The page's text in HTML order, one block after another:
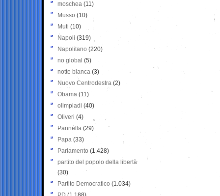
moschea (11)
Musso (10)
Muti (10)
Napoli (319)
Napolitano (220)
no global (5)
notte bianca (3)
Nuovo Centrodestra (2)
Obama (11)
olimpiadi (40)
Oliveri (4)
Pannella (29)
Papa (33)
Parlamento (1.428)
partito del popolo della libertà
(30)
Partito Democratico (1.034)